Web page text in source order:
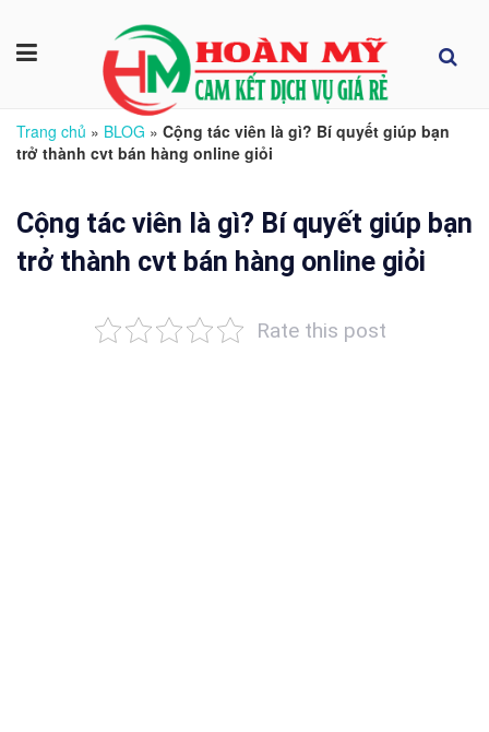
Trang chủ » BLOG » Cộng tác viên là gì? Bí quyết giúp bạn
trở thành cvt bán hàng online giỏi
Cộng tác viên là gì? Bí quyết giúp bạn
trở thành cvt bán hàng online giỏi
Rate this post